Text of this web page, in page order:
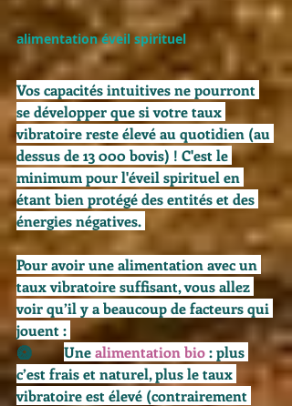
alimentation éveil spirituel
Vos capacités intuitives ne pourront
se développer que si votre taux
vibratoire reste élevé au quotidien (au
dessus de 13 000 bovis) ! C'est le
minimum pour l'éveil spirituel en
étant bien protégé des entités et des
énergies négatives.
Pour avoir une alimentation avec un
taux vibratoire suffisant, vous allez
voir qu’il y a beaucoup de facteurs qui
jouent :
🥝 Une alimentation bio : plus
c’est frais et naturel, plus le taux
vibratoire est élevé (contrairement